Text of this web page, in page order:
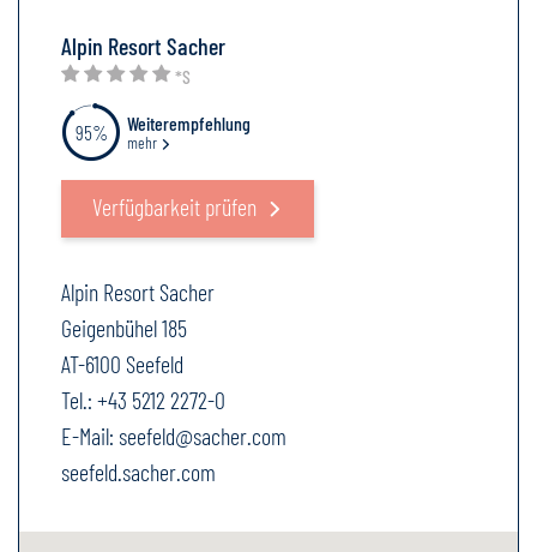
Alpin Resort Sacher
*S
95% Weiterempfehlung
mehr
Verfügbarkeit prüfen
Alpin Resort Sacher
Geigenbühel 185
AT-6100 Seefeld
Tel.: +43 5212 2272-0
E-Mail: seefeld@sacher.com
seefeld.sacher.com